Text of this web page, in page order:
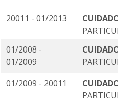
20011 - 01/2013
01/2008 -
01/2009
01/2009 - 20011